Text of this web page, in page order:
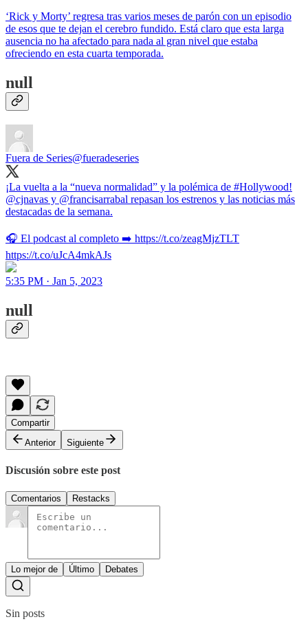
‘Rick y Morty’ regresa tras varios meses de parón con un episodio
de esos que te dejan el cerebro fundido. Está claro que esta larga
ausencia no ha afectado para nada al gran nivel que estaba
ofreciendo en esta cuarta temporada.
null
Fuera de Series@fueradeseries
¡La vuelta a la “nueva normalidad” y la polémica de #Hollywood!
@cjnavas y @francisarrabal repasan los estrenos y las noticias más
destacadas de la semana.
🎧 El podcast al completo ➡️ https://t.co/zeagMjzTLT
https://t.co/uJcA4mkAJs
5:35 PM · Jan 5, 2023
null
Compartir
Anterior
Siguiente
Discusión sobre este post
Comentarios Restacks
Lo mejor de Último Debates
Sin posts